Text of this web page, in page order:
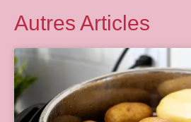
Autres Articles